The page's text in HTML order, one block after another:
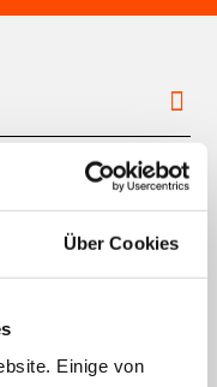
Über Cookies
Einige von